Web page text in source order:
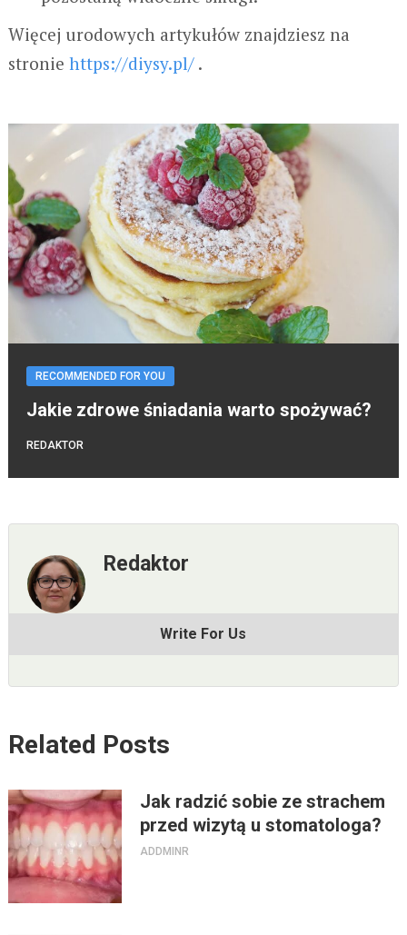
Więcej urodowych artykułów znajdziesz na
stronie https://diysy.pl/.
RECOMMENDED FOR YOU
Jakie zdrowe śniadania warto spożywać?
REDAKTOR
Redaktor
Write For Us
Related Posts
Jak radzić sobie ze strachem
przed wizytą u stomatologa?
ADDMINR